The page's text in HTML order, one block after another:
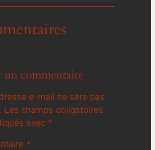
un commentaire
e-mail ne sera pas
Les champs obligatoires
avec *
*